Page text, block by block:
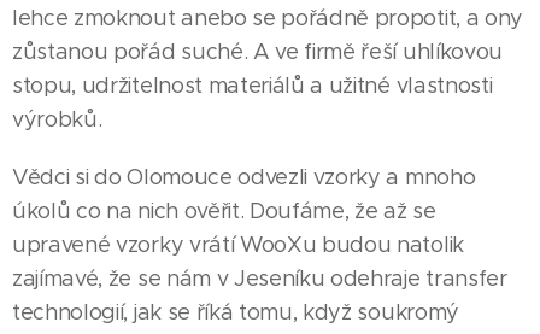
lehce zmoknout anebo se pořádně propotit, a ony
zůstanou pořád suché. A ve firmě řeší uhlíkovou
stopu, udržitelnost materiálů a užitné vlastnosti
výrobků.
Vědci si do Olomouce odvezli vzorky a mnoho
úkolů co na nich ověřit. Doufáme, že až se
upravené vzorky vrátí WooXu budou natolik
zajímavé, že se nám v Jeseníku odehraje transfer
technologií, jak se říká tomu, když soukromý
01.08.2026
Priessnitzovy
29.07.2026
Díky
27.07.2026
Na polích
okolo